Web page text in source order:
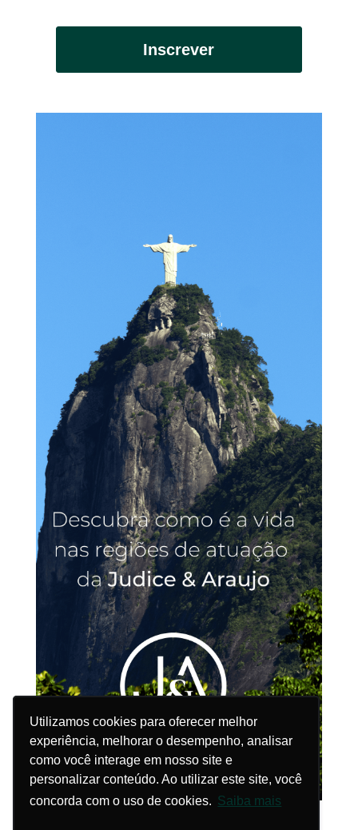
Utilizamos cookies para oferecer melhor
experiência, melhorar o desempenho, analisar
como você interage em nosso site e
personalizar conteúdo. Ao utilizar este site, você
concorda com o uso de cookies. Saiba mais
Utilizamos cookies para oferecer melhor
experiência, melhorar o desempenho, analisar
como você interage em nosso site e
personalizar conteúdo. Ao utilizar este site, você
concorda com o uso de cookies. Saiba mais
Inscrever